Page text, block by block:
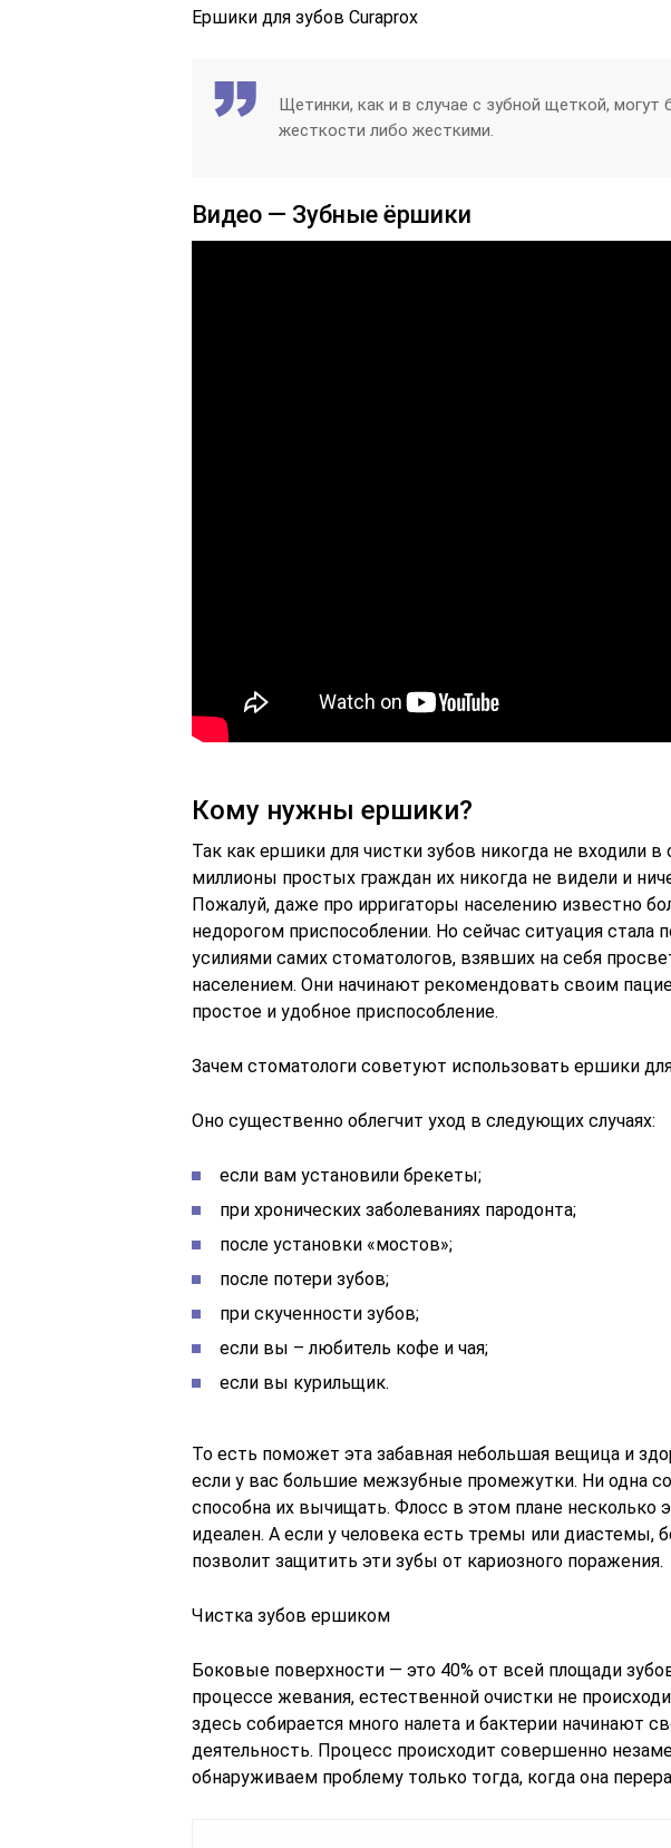
Ершики для зубов Curaprox
Щетинки, как и в случае с зубной щеткой, могут
жесткости либо жесткими.
Видео — Зубные ёршики
Кому нужны ершики?
Так как ершики для чистки зубов никогда не входили в
миллионы простых граждан их никогда не видели и
Пожалуй, даже про ирригаторы населению известно
недорогом приспособлении. Но сейчас ситуация стала
усилиями самих стоматологов, взявших на себя
населением. Они начинают рекомендовать своим
простое и удобное приспособление.
Зачем стоматологи советуют использовать ершики
Оно существенно облегчит уход в следующих случаях:
если вам установили брекеты;
при хронических заболеваниях пародонта;
после установки «мостов»;
после потери зубов;
при скученности зубов;
если вы – любитель кофе и чая;
если вы курильщик.
То есть поможет эта забавная небольшая вещица и
если у вас большие межзубные промежутки. Ни одна
способна их вычищать. Флосс в этом плане несколько
идеален. А если у человека есть тремы или диастемы,
позволит защитить эти зубы от кариозного поражения.
Чистка зубов ершиком
Боковые поверхности — это 40% от всей площади
процессе жевания, естественной очистки не
здесь собирается много налета и бактерии начинают
деятельность. Процесс происходит совершенно
обнаруживаем проблему только тогда, когда она